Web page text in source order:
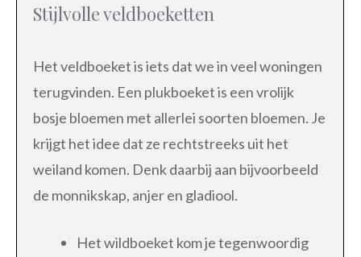
Stijlvolle veldboeketten
Het veldboeket is iets dat we in veel woningen
terugvinden. Een plukboeket is een vrolijk
bosje bloemen met allerlei soorten bloemen. Je
krijgt het idee dat ze rechtstreeks uit het
weiland komen. Denk daarbij aan bijvoorbeeld
de monnikskap, anjer en gladiool.
Het wildboeket kom je tegenwoordig